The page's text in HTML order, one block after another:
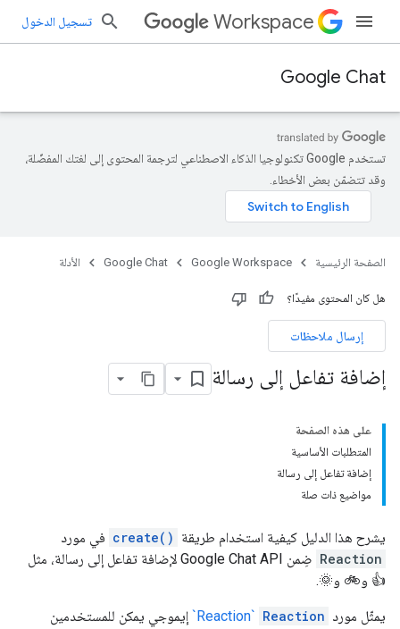
Workspace تسجيل الدخول
Google Chat
تستخدم Google تكنولوجيا الذكاء الاصطناعي لترجمة المحتوى إلى لغتك المفضّلة،
وقد تتضمّن بعض الأخطاء.
الصفحة الرئيسية Google Workspace
Google Chat الأدلة
هل كان المحتوى مفيدًا؟
إرسال ملاحظات
إضافة تفاعل إلى رسالة
على هذه الصفحة
المتطلبات الأساسية
إضافة تفاعل إلى رسالة
مواضيع ذات صلة
يشرح هذا الدليل كيفية استخدام طريقة create() في مورد
Reaction
ضِمن Google Chat API لإضافة تفاعل إلى رسالة، مثل
👍 و🚲 و🌞.
يمثّل مورد Reaction
`Reaction`
إيموجي يمكن للمستخدمين